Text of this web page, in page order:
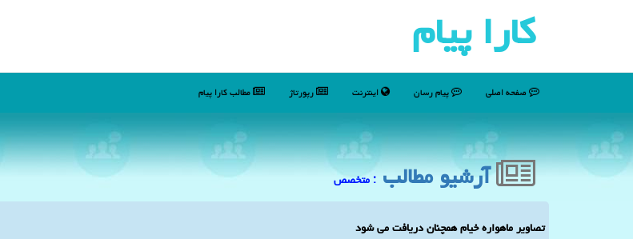
كارا پیام
صفحه اصلی پیام رسان اینترنت رپورتاژ مطالب كارا پیام
آرشیو مطالب : متخصص
تصاویر ماهواره خیام همچنان دریافت می شود